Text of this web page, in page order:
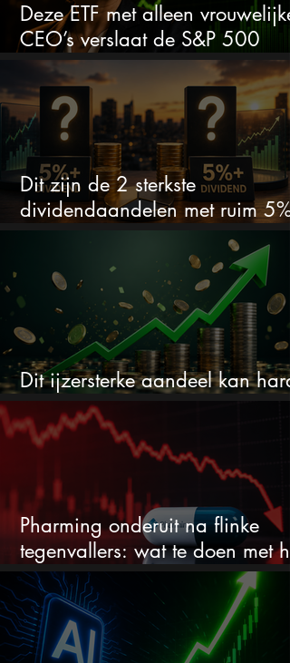
Deze ETF met alleen vrouwelijke
CEO’s verslaat de S&P 500
keihard
Dit zijn de 2 sterkste
dividendaandelen met ruim 5%
Dit ijzersterke aandeel kan hard
stijgen maar bijna niemand kijkt
Pharming onderuit na flinke
tegenvallers: wat te doen met
aandeel?